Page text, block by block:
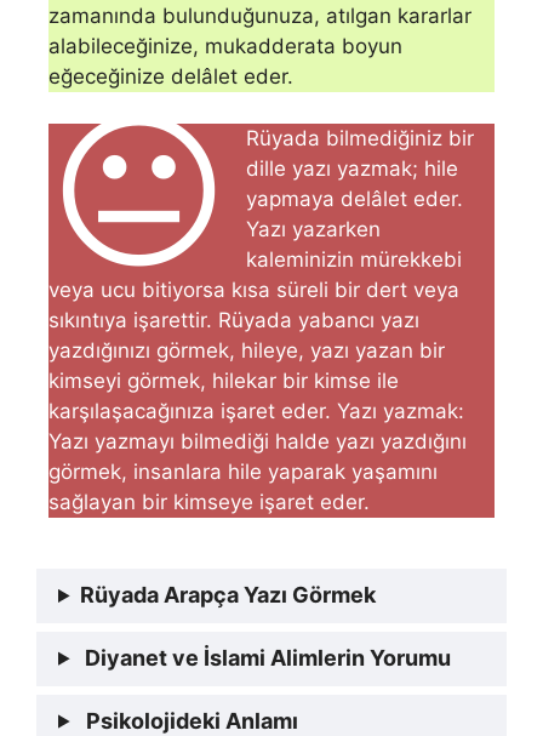
zamanında bulunduğunuza, atılgan kararlar
alabileceğinize, mukadderata boyun
eğeceğinize delâlet eder.
😐
Rüyada bilmediğiniz bir
dille yazı yazmak; hile
yapma­ya delâlet eder.
Yazı yazarken
kaleminizin mürekkebi
veya ucu bitiyorsa kısa süreli bir dert veya
sıkıntıya işarettir. Rüyada yabancı yazı
yazdığınızı görmek, hileye, yazı yazan bir
kimseyi görmek, hilekar bir kimse ile
karşılaşacağınıza işaret eder. Yazı yazmak:
Yazı yazmayı bilmediği halde yazı yazdığını
görmek, insanlara hile yaparak yaşamını
sağlayan bir kimseye işaret eder.
Rüyada Arapça Yazı Görmek
Diyanet ve İslami Alimlerin Yorumu
Psikolojideki Anlamı